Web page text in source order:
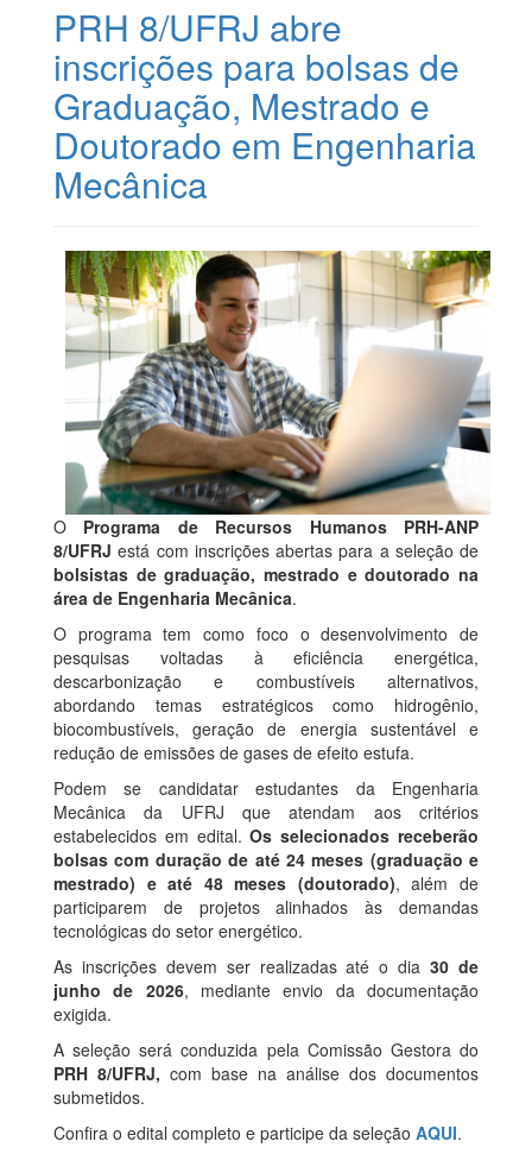
PRH 8/UFRJ abre
inscrições para bolsas de
Graduação, Mestrado e
Doutorado em Engenharia
Mecânica
O Programa de Recursos Humanos PRH-ANP
8/UFRJ está com inscrições abertas para a seleção de
bolsistas de graduação, mestrado e doutorado na
área de Engenharia Mecânica.
O programa tem como foco o desenvolvimento de
pesquisas voltadas à eficiência energética,
descarbonização e combustíveis alternativos,
abordando temas estratégicos como hidrogênio,
biocombustíveis, geração de energia sustentável e
redução de emissões de gases de efeito estufa.
Podem se candidatar estudantes da Engenharia
Mecânica da UFRJ que atendam aos critérios
estabelecidos em edital.Os selecionados receberão
bolsas com duração de até 24 meses (graduação e
mestrado) e até 48 meses (doutorado), além de
participarem de projetos alinhados às demandas
tecnológicas do setor energético.
As inscrições devem ser realizadas até o dia30 de
junho de 2026, mediante envio da documentação
exigida.
A seleção será conduzida pela Comissão Gestora do
PRH 8/UFRJ, com base na análise dos documentos
submetidos.
Confira o edital completo e participe da seleção AQUI.